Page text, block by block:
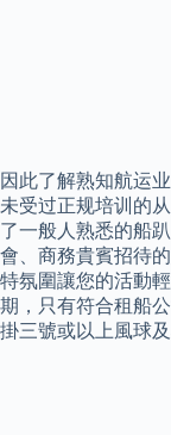
因此了解熟知航运
未受过正规培训的
了一般人熟悉的船
會、商務貴賓招待
特氛圍讓您的活動
期，只有符合租船
掛三號或以上風球